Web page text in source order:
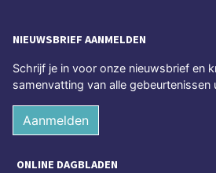
NIEUWSBRIEF AANMELDEN
Schrijf je in voor onze nieuwsbrief en
samenvatting van alle gebeurtenissen
Aanmelden
ONLINE DAGBLADEN